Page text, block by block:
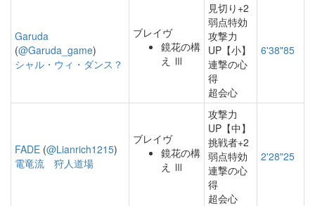
Garuda
(@Garuda_game)
シャル・ウィ・ダンス？
ブレイヴ
鏡花の構
え Ⅲ
見切り+2
弱点特効
攻撃力
UP【小】
連撃の心
得
超会心
6'38"85
FADE (@Lianrich1215)
電竜流 狩人道場
ブレイヴ
鏡花の構
え Ⅲ
攻撃力
UP【中】
挑戦者+2
弱点特効
連撃の心
得
超会心
2'28"25